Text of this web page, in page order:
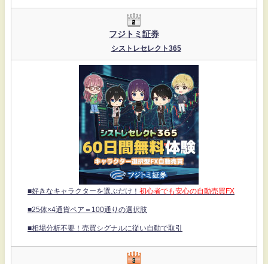
フジトミ証券
シストレセレクト365
■好きなキャラクターを選ぶだけ！ 初心者でも安心の自動売買FX
■25体×4通貨ペア＝100通りの選択肢
■相場分析不要！売買シグナルに従い自動で取引